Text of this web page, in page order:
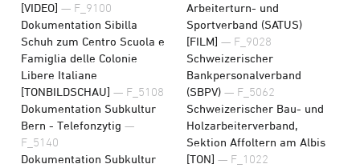
[VIDEO] — F_9100
Dokumentation Sibilla
Schuh zum Centro Scuola e
Famiglia delle Colonie
Libere Italiane
[TONBILDSCHAU] — F_5108
Dokumentation Subkultur
Bern - Telefonzytig —
F_5140
Dokumentation Subkultur
Arbeiterturn- und
Sportverband (SATUS)
[FILM] — F_9028
Schweizerischer
Bankpersonalverband
(SBPV) — F_5062
Schweizerischer Bau- und
Holzarbeiterverband,
Sektion Affoltern am Albis
[TON] — F_1022